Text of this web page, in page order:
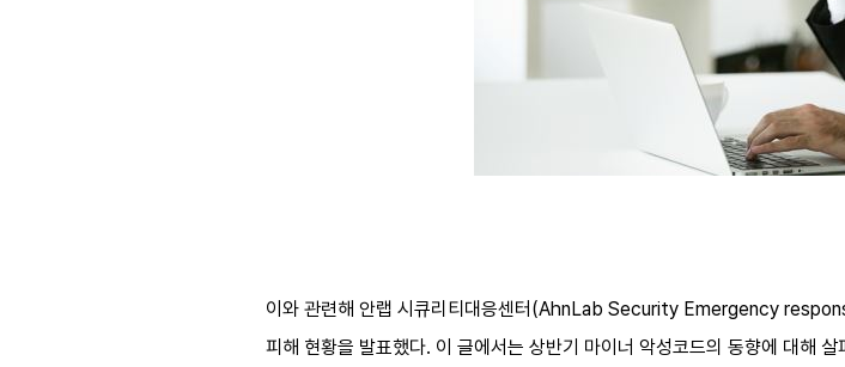
이와 관련해 안랩 시큐리티대응센터(AhnLab Security Emergency
피해 현황을 발표했다. 이 글에서는 상반기 마이너 악성코드의 동향에 대해